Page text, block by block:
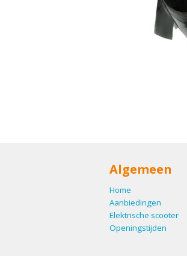
Algemeen
Home
Aanbiedingen
Elektrische scooter
Openingstijden